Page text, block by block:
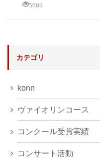
5689
カテゴリ
konn
ヴァイオリンコース
コンクール受賞実績
コンサート活動